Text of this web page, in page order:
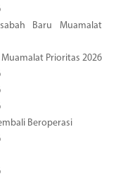
Baru Muamalat
Prioritas 2026
Beroperasi